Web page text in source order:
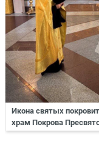
Икона святых
храм Покрова